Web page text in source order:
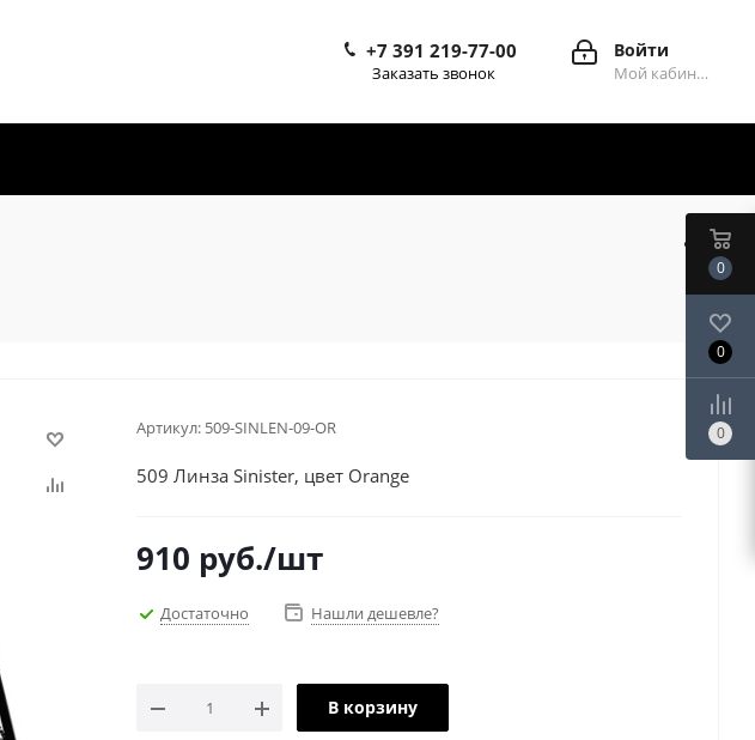
Войти
Мой кабинет
+7 391 219-77-00
Заказать звонок
Артикул: 509-SINLEN-09-OR
509 Линза Sinister, цвет Orange
910 руб./шт
Достаточно Нашли дешевле?
В корзину
0
0
0